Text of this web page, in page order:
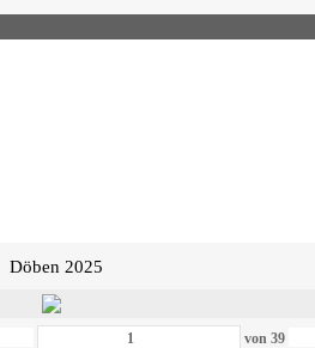
Döben 2025
von39